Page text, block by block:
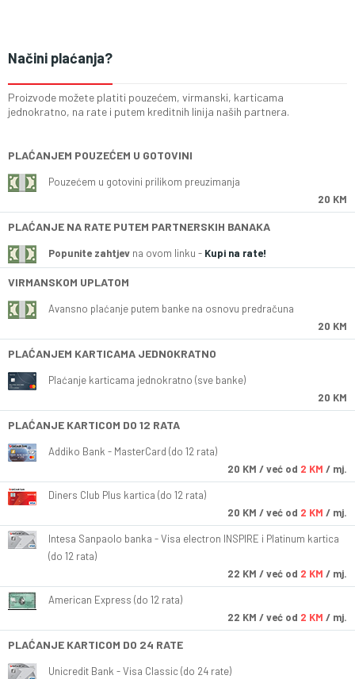
Načini plaćanja?
Proizvode možete platiti pouzećem, virmanski, karticama
jednokratno, na rate i putem kreditnih linija naših partnera.
PLAĆANJEM POUZEĆEM U GOTOVINI
Pouzećem u gotovini prilikom preuzimanja
20 KM
PLAĆANJE NA RATE PUTEM PARTNERSKIH BANAKA
Popunite zahtjev na ovom linku - Kupi na rate!
VIRMANSKOM UPLATOM
Avansno plaćanje putem banke na osnovu predračuna
20 KM
PLAĆANJEM KARTICAMA JEDNOKRATNO
Plaćanje karticama jednokratno (sve banke)
20 KM
PLAĆANJE KARTICOM DO 12 RATA
Addiko Bank - MasterCard (do 12 rata)
20 KM / već od 2 KM / mj.
Diners Club Plus kartica (do 12 rata)
20 KM / već od 2 KM / mj.
Intesa Sanpaolo banka - Visa electron INSPIRE i Platinum kartica
(do 12 rata)
22 KM / već od 2 KM / mj.
American Express (do 12 rata)
22 KM / već od 2 KM / mj.
PLAĆANJE KARTICOM DO 24 RATE
Unicredit Bank - Visa Classic (do 24 rate)